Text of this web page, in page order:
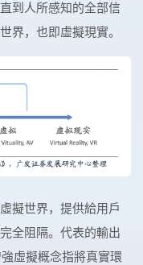
到人所感知的全部信
界，也即虛擬現實。
擬世界，提供給用戶
全阻隔。代表的輸出
虛擬概念指將真實環